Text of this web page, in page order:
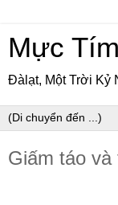
Mực
Đàlạt, Một Trời Kỷ
Giấm táo